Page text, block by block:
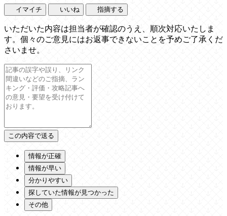
イマイチ いいね 指摘する
いただいた内容は担当者が確認のうえ、順次対応いたしま
す。個々のご意見にはお返事できないことを予めご了承くだ
さいませ。
情報が正確
情報が早い
分かりやすい
探していた情報が見つかった
その他